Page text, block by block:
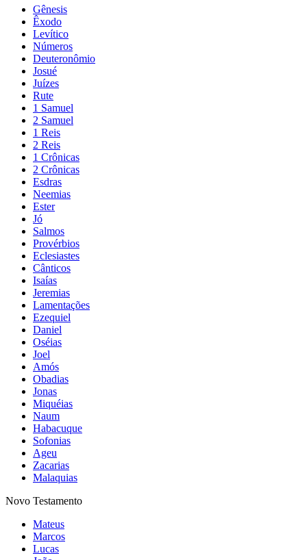
Gênesis
Êxodo
Levítico
Números
Deuteronômio
Josué
Juízes
Rute
1 Samuel
2 Samuel
1 Reis
2 Reis
1 Crônicas
2 Crônicas
Esdras
Neemias
Ester
Jó
Salmos
Provérbios
Eclesiastes
Cânticos
Isaías
Jeremias
Lamentações
Ezequiel
Daniel
Oséias
Joel
Amós
Obadias
Jonas
Miquéias
Naum
Habacuque
Sofonias
Ageu
Zacarias
Malaquias
Novo Testamento
Mateus
Marcos
Lucas